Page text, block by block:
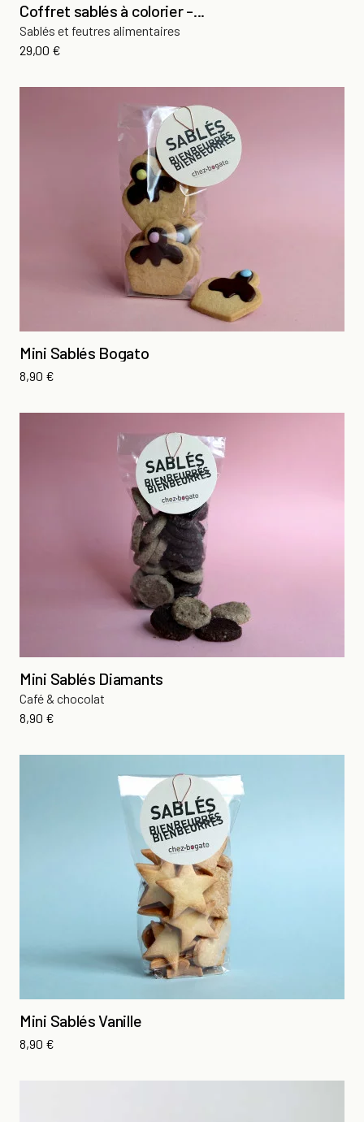
Coffret sablés à colorier -...
Sablés et feutres alimentaires
Prix
29,00 €
Mini Sablés Bogato
Prix
8,90 €
Mini Sablés Diamants
Café & chocolat
Prix
8,90 €
Mini Sablés Vanille
Prix
8,90 €